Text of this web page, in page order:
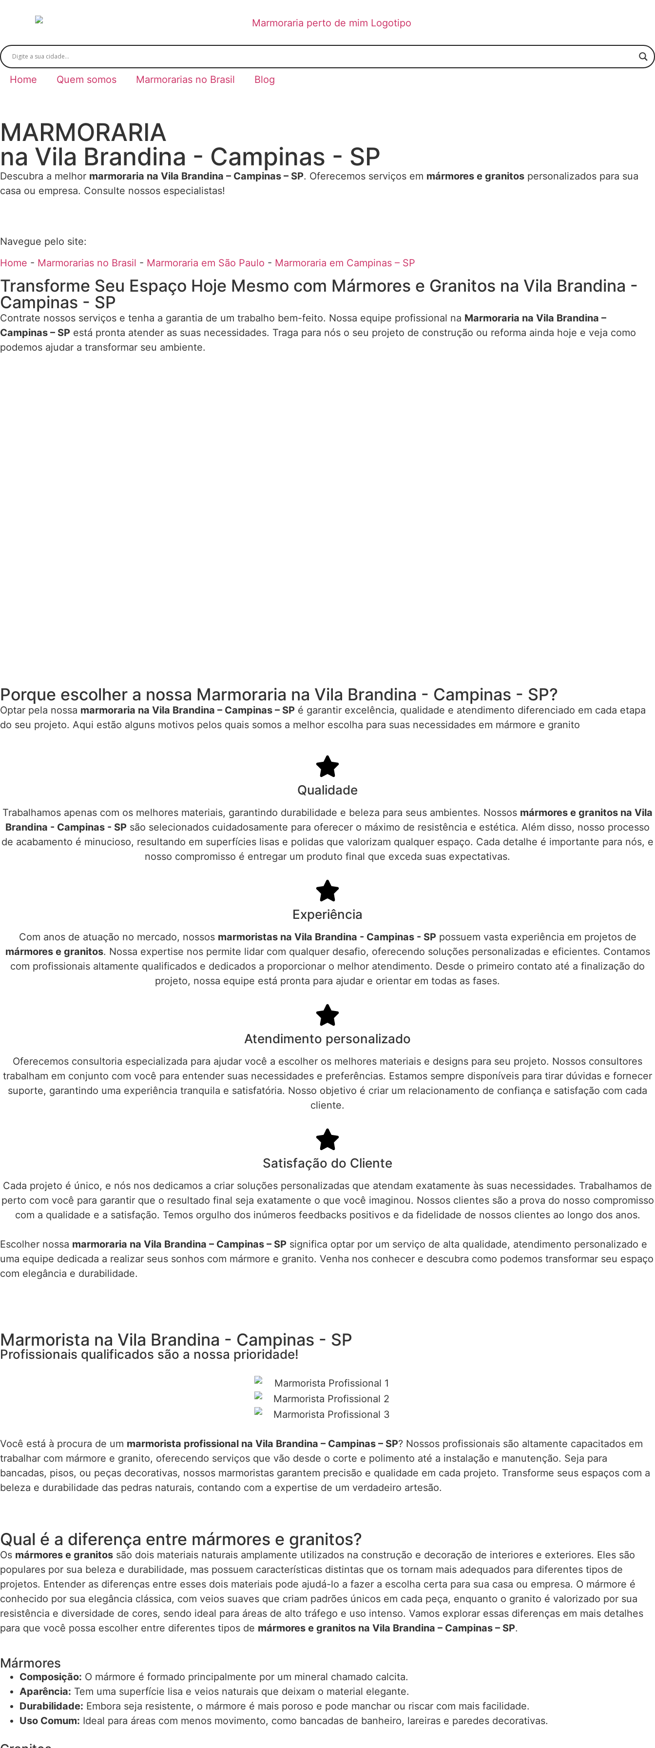
Home Quem somos Marmorarias no Brasil Blog
MARMORARIA
na Vila Brandina - Campinas - SP
Descubra a melhor marmoraria na Vila Brandina – Campinas – SP. Oferecemos serviços em mármores e granitos personalizados para sua
casa ou empresa. Consulte nossos especialistas!
Navegue pelo site:
Home - Marmorarias no Brasil - Marmoraria em São Paulo - Marmoraria em Campinas – SP
Transforme Seu Espaço Hoje Mesmo com Mármores e Granitos na Vila Brandina -
Campinas - SP
Contrate nossos serviços e tenha a garantia de um trabalho bem-feito. Nossa equipe profissional na Marmoraria na Vila Brandina –
Campinas – SP está pronta atender as suas necessidades. Traga para nós o seu projeto de construção ou reforma ainda hoje e veja como
podemos ajudar a transformar seu ambiente.
Porque escolher a nossa Marmoraria na Vila Brandina - Campinas - SP?
Optar pela nossa marmoraria na Vila Brandina – Campinas – SP é garantir excelência, qualidade e atendimento diferenciado em cada etapa
do seu projeto. Aqui estão alguns motivos pelos quais somos a melhor escolha para suas necessidades em mármore e granito
Qualidade
Trabalhamos apenas com os melhores materiais, garantindo durabilidade e beleza para seus ambientes. Nossos mármores e granitos na Vila
Brandina - Campinas - SP são selecionados cuidadosamente para oferecer o máximo de resistência e estética. Além disso, nosso processo
de acabamento é minucioso, resultando em superfícies lisas e polidas que valorizam qualquer espaço. Cada detalhe é importante para nós, e
nosso compromisso é entregar um produto final que exceda suas expectativas.
Experiência
Com anos de atuação no mercado, nossos marmoristas na Vila Brandina - Campinas - SPpossuem vasta experiência em projetos de
mármores e granitos. Nossa expertise nos permite lidar com qualquer desafio, oferecendo soluções personalizadas e eficientes. Contamos
com profissionais altamente qualificados e dedicados a proporcionar o melhor atendimento. Desde o primeiro contato até a finalização do
projeto, nossa equipe está pronta para ajudar e orientar em todas as fases.
Atendimento personalizado
Oferecemos consultoria especializada para ajudar você a escolher os melhores materiais e designs para seu projeto. Nossos consultores
trabalham em conjunto com você para entender suas necessidades e preferências. Estamos sempre disponíveis para tirar dúvidas e fornecer
suporte, garantindo uma experiência tranquila e satisfatória. Nosso objetivo é criar um relacionamento de confiança e satisfação com cada
cliente.
Satisfação do Cliente
Cada projeto é único, e nós nos dedicamos a criar soluções personalizadas que atendam exatamente às suas necessidades. Trabalhamos de
perto com você para garantir que o resultado final seja exatamente o que você imaginou. Nossos clientes são a prova do nosso compromisso
com a qualidade e a satisfação. Temos orgulho dos inúmeros feedbacks positivos e da fidelidade de nossos clientes ao longo dos anos.
Escolher nossa marmoraria na Vila Brandina – Campinas – SP significa optar por um serviço de alta qualidade, atendimento personalizado e
uma equipe dedicada a realizar seus sonhos com mármore e granito. Venha nos conhecer e descubra como podemos transformar seu espaço
com elegância e durabilidade.
Marmorista na Vila Brandina - Campinas - SP
Profissionais qualificados são a nossa prioridade!
Você está à procura de um marmorista profissional na Vila Brandina – Campinas – SP? Nossos profissionais são altamente capacitados em
trabalhar com mármore e granito, oferecendo serviços que vão desde o corte e polimento até a instalação e manutenção. Seja para
bancadas, pisos, ou peças decorativas, nossos marmoristas garantem precisão e qualidade em cada projeto. Transforme seus espaços com a
beleza e durabilidade das pedras naturais, contando com a expertise de um verdadeiro artesão.
Qual é a diferença entre mármores e granitos?
Os mármores e granitos são dois materiais naturais amplamente utilizados na construção e decoração de interiores e exteriores. Eles são
populares por sua beleza e durabilidade, mas possuem características distintas que os tornam mais adequados para diferentes tipos de
projetos. Entender as diferenças entre esses dois materiais pode ajudá-lo a fazer a escolha certa para sua casa ou empresa. O mármore é
conhecido por sua elegância clássica, com veios suaves que criam padrões únicos em cada peça, enquanto o granito é valorizado por sua
resistência e diversidade de cores, sendo ideal para áreas de alto tráfego e uso intenso. Vamos explorar essas diferenças em mais detalhes
para que você possa escolher entre diferentes tipos de mármores e granitos na Vila Brandina – Campinas – SP.
Mármores
Composição: O mármore é formado principalmente por um mineral chamado calcita.
Aparência: Tem uma superfície lisa e veios naturais que deixam o material elegante.
Durabilidade: Embora seja resistente, o mármore é mais poroso e pode manchar ou riscar com mais facilidade.
Uso Comum: Ideal para áreas com menos movimento, como bancadas de banheiro, lareiras e paredes decorativas.